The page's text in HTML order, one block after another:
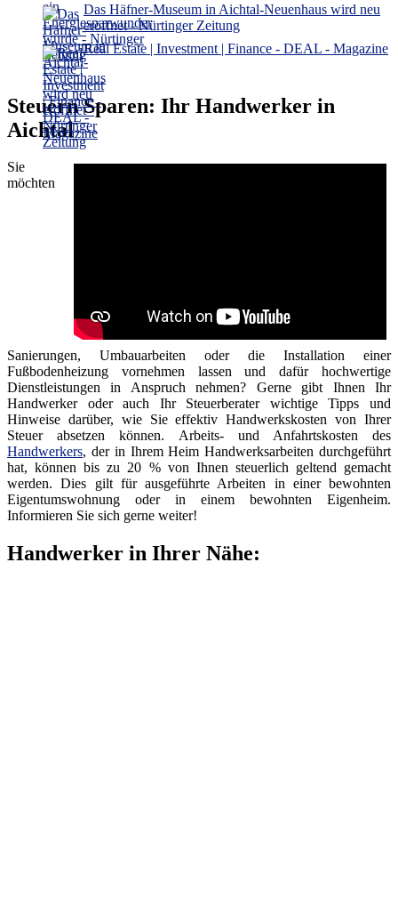
Das Häfner-Museum in Aichtal-Neuenhaus wird neu
eröffnet - Nürtinger Zeitung
Real Estate | Investment | Finance - DEAL - Magazine
Steuern Sparen: Ihr Handwerker in
Aichtal
Sie
möchten
Sanierungen, Umbauarbeiten oder die Installation einer
Fußbodenheizung vornehmen lassen und dafür hochwertige
Dienstleistungen in Anspruch nehmen? Gerne gibt Ihnen Ihr
Handwerker oder auch Ihr Steuerberater wichtige Tipps und
Hinweise darüber, wie Sie effektiv Handwerkskosten von Ihrer
Steuer absetzen können. Arbeits- und Anfahrtskosten des
Handwerkers, der in Ihrem Heim Handwerksarbeiten durchgeführt
hat, können bis zu 20 % von Ihnen steuerlich geltend gemacht
werden. Dies gilt für ausgeführte Arbeiten in einer bewohnten
Eigentumswohnung oder in einem bewohnten Eigenheim.
Informieren Sie sich gerne weiter!
Handwerker in Ihrer Nähe: